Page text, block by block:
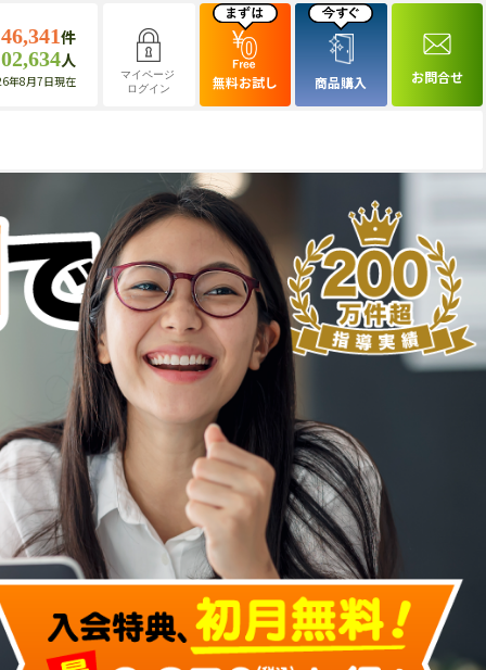
件
人
年8月7日現在
マイページ
ログイン
無料お試し 商品購入 お問合せ